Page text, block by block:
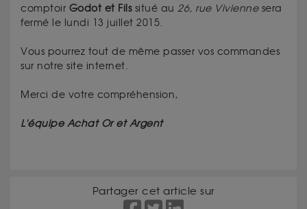
comptoir Godot et Filssitué au 26, rue Viviennesera
fermé le lundi 13 juillet 2015.
Vous pourrez tout de même passer vos commandes
sur notre site internet.
Merci de votre compréhension,
L'équipe Achat Or et Argent
Partager cet article sur